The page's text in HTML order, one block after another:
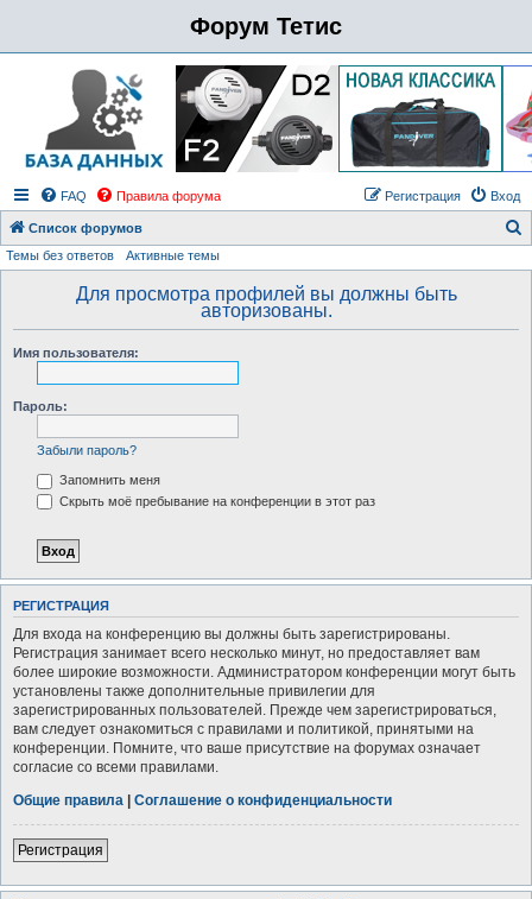
Форум Тетис
FAQ Правила форума Вход
Регистрация
Список форумов
Темы без ответов Активные темы
Для просмотра профилей вы должны быть
авторизованы.
Имя пользователя:
Пароль:
Забыли пароль?
Запомнить меня
Скрыть моё пребывание на конференции в этот раз
РЕГИСТРАЦИЯ
Для входа на конференцию вы должны быть зарегистрированы.
Регистрация занимает всего несколько минут, но предоставляет вам
более широкие возможности. Администратором конференции могут быть
установлены также дополнительные привилегии для
зарегистрированных пользователей. Прежде чем зарегистрироваться,
вам следует ознакомиться с правилами и политикой, принятыми на
конференции. Помните, что ваше присутствие на форумах означает
согласие со всеми правилами.
Общие правила | Соглашение о конфиденциальности
Регистрация